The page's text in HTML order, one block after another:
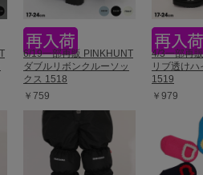
6/19一部再販 PINKHUNT
ダブルリボンクルーソッ
クス 1518
￥759
4/3一部再
リブ透けハ
1519
￥979